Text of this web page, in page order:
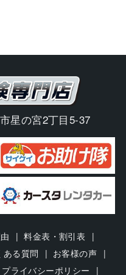
星の宮2丁目5-37
料金表・割引表
ある質問
お客様の声
プライバシーポリシー